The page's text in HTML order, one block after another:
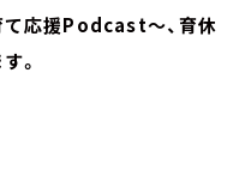
応援Podcast～、育休
。